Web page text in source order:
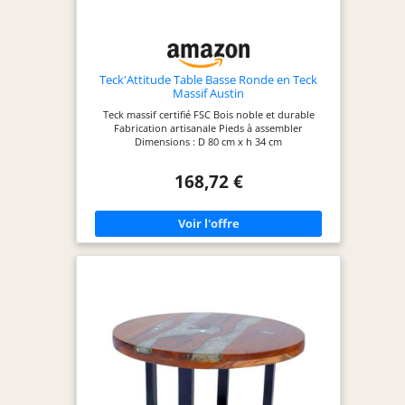
table en bois de
racine est livrée
montée. Elle est
livrée à la porte
d'entrée dans les 5
à 7 jours. Il suffit
fixateur en
plastique et de
poser la vitre en
verre et la table
avec son design
d'intérieur
exceptionnel, ce
bijou peut être
combiné avec
Teck'Attitude Table Basse Ronde en Teck
Massif Austin
Teck massif certifié FSC Bois noble et durable
Fabrication artisanale Pieds à assembler
Dimensions : D 80 cm x h 34 cm
168,72 €